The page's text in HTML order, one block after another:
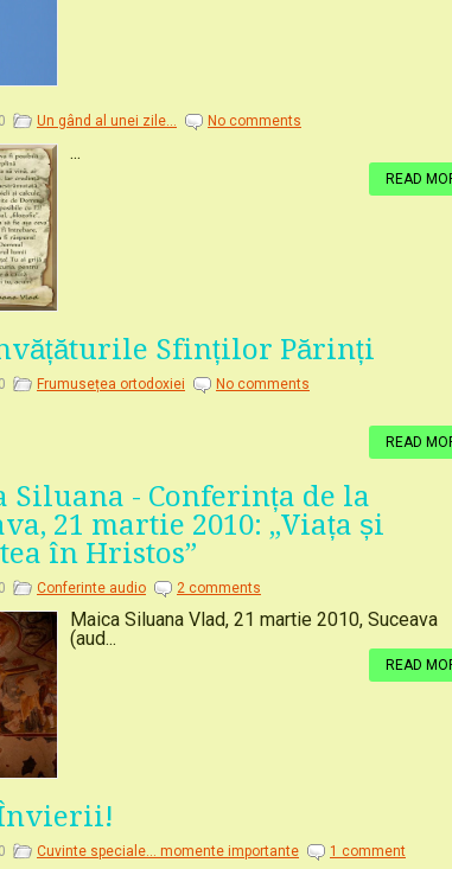
Un gând al unei zile... No comments
...
READ
Sfinților Părinți
Frumusețea ortodoxiei No comments
READ
Siluana - Conferința de la
21 martie 2010: „Viața și
în Hristos”
Conferinte audio 2 comments
Maica Siluana Vlad, 21 martie 2010, Suceava
(aud...
READ
Cuvinte speciale... momente importante 1 comment